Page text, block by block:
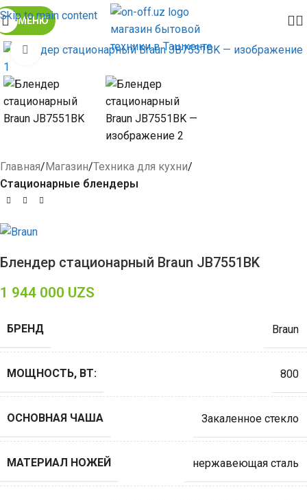
Skip to main content
МЕНЮ
Click to enlarge
Главная Магазин Техника для кухни
Стационарные блендеры
Блендер стационарный Braun JB7551BK
1 944 000 UZS
БРЕНД Braun
МОЩНОСТЬ, ВТ: 800
ОСНОВНАЯ ЧАША Закаленное стекло
МАТЕРИАЛ НОЖЕЙ нержавеющая сталь